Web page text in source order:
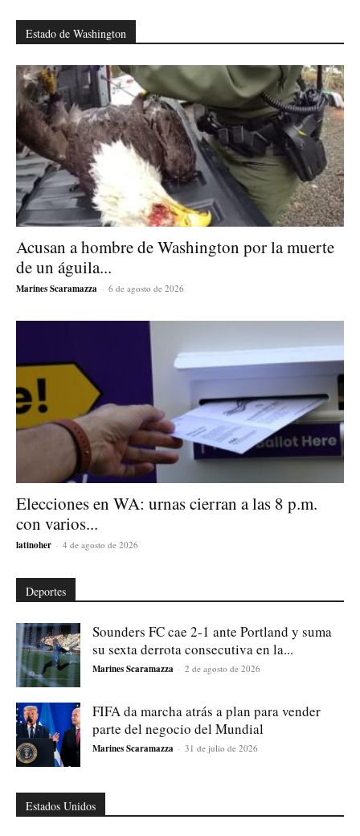
Estado de Washington
Acusan a hombre de Washington por la muerte
de un águila...
Marines Scaramazza - 6 de agosto de 2026
Elecciones en WA: urnas cierran a las 8 p.m.
con varios...
latinoher - 4 de agosto de 2026
Deportes
Sounders FC cae 2-1 ante Portland y suma
su sexta derrota consecutiva en la...
Marines Scaramazza - 2 de agosto de 2026
FIFA da marcha atrás a plan para vender
parte del negocio del Mundial
Marines Scaramazza - 31 de julio de 2026
Estados Unidos